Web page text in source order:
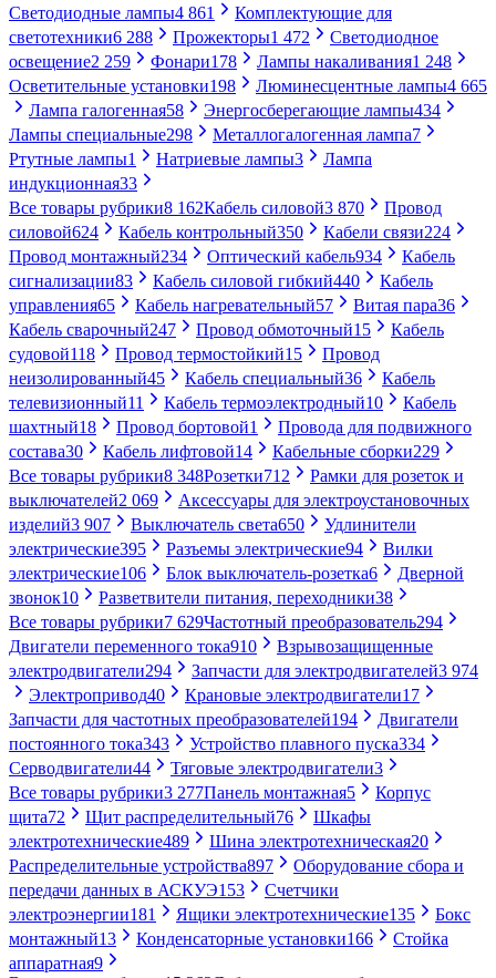
Светодиодные лампы4 861
Комплектующие для
светотехники6 288 Прожекторы1 472
Светодиодное
освещение2 259 Фонари178 Лампы накаливания1 248
Осветительные установки198 Люминесцентные лампы4 665
Лампа галогенная58 Энергосберегающие лампы434
Лампы специальные298 Металлогалогенная лампа7
Ртутные лампы1 Натриевые лампы3
Лампа
индукционная33
Все товары рубрики8 162Кабель силовой3 870
Провод
силовой624 Кабель контрольный350 Кабели связи224
Провод монтажный234 Оптический кабель934
Кабель
сигнализации83 Кабель силовой гибкий440
Кабель
управления65 Кабель нагревательный57 Витая пара36
Кабель сварочный247 Провод обмоточный15
Кабель
судовой118 Провод термостойкий15
Провод
неизолированный45 Кабель специальный36
Кабель
телевизионный11 Кабель термоэлектродный10
Кабель
шахтный18 Провод бортовой1
Провода для подвижного
состава30 Кабель лифтовой14 Кабельные сборки229
Все товары рубрики8 348Розетки712
Рамки для розеток и
выключателей2 069
Аксессуары для электроустановочных
изделий3 907 Выключатель света650
Удлинители
электрические395 Разъемы электрические94
Вилки
электрические106 Блок выключатель-розетка6
Дверной
звонок10 Разветвители питания, переходники38
Все товары рубрики7 629Частотный преобразователь294
Двигатели переменного тока910
Взрывозащищенные
электродвигатели294 Запчасти для электродвигателей3 974
Электропривод40 Крановые электродвигатели17
Запчасти для частотных преобразователей194
Двигатели
постоянного тока343 Устройство плавного пуска334
Серводвигатели44 Тяговые электродвигатели3
Все товары рубрики3 277Панель монтажная5
Корпус
щита72 Щит распределительный76
Шкафы
электротехнические489 Шина электротехническая20
Распределительные устройства897
Оборудование сбора и
передачи данных в АСКУЭ153
Счетчики
электроэнергии181 Ящики электротехнические135
Бокс
монтажный13 Конденсаторные установки166
Стойка
аппаратная9